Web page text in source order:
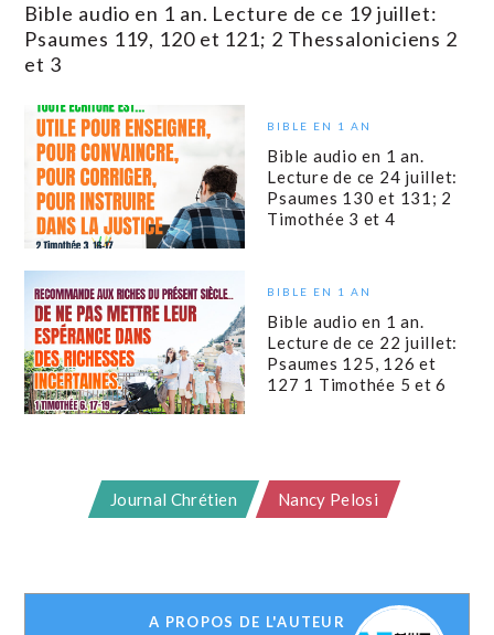
Bible audio en 1 an. Lecture de ce 19 juillet:
Psaumes 119, 120 et 121; 2 Thessaloniciens 2
et 3
BIBLE EN 1 AN
Bible audio en 1 an.
Lecture de ce 24 juillet:
Psaumes 130 et 131; 2
Timothée 3 et 4
BIBLE EN 1 AN
Bible audio en 1 an.
Lecture de ce 22 juillet:
Psaumes 125, 126 et
127 1 Timothée 5 et 6
Journal Chrétien Nancy Pelosi
A PROPOS DE L'AUTEUR